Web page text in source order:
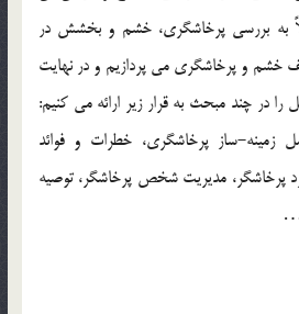
به بررسی پرخاشگری، خشم و بخشش در
خشم و پرخاشگری می پردازیم و در نهایت
را در چند مبحث به قرار زیر ارائه می کنیم:
زمینه-ساز پرخاشگری، خطرات و فوائد
پرخاشگر، مدیریت شخص پرخاشگر، توصیه